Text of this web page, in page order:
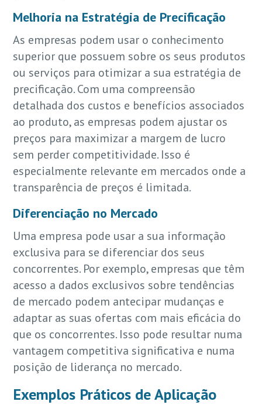
Melhoria na Estratégia de Precificação
As empresas podem usar o conhecimento
superior que possuem sobre os seus produtos
ou serviços para otimizar a sua estratégia de
precificação. Com uma compreensão
detalhada dos custos e benefícios associados
ao produto, as empresas podem ajustar os
preços para maximizar a margem de lucro
sem perder competitividade. Isso é
especialmente relevante em mercados onde a
transparência de preços é limitada.
Diferenciação no Mercado
Uma empresa pode usar a sua informação
exclusiva para se diferenciar dos seus
concorrentes. Por exemplo, empresas que têm
acesso a dados exclusivos sobre tendências
de mercado podem antecipar mudanças e
adaptar as suas ofertas com mais eficácia do
que os concorrentes. Isso pode resultar numa
vantagem competitiva significativa e numa
posição de liderança no mercado.
Exemplos Práticos de Aplicação